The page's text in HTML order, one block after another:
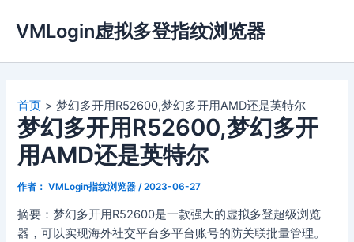
容
VMLogin虚拟多登指纹浏览器
首页 梦幻多开用R52600,梦幻多开用AMD还是英特尔
梦幻多开用R52600,梦幻多开
用AMD还是英特尔
作者： VMLogin指纹浏览器 /2023-06-27
摘要：梦幻多开用R52600是一款强大的虚拟多登超级浏览
器，可以实现海外社交平台多平台账号的防关联批量管理。